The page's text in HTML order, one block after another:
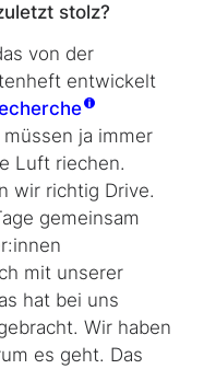
stolz?
von der
entwickelt
ja immer
Luft riechen.
wir richtig Drive.
gemeinsam
mit unserer
hat bei uns
Wir haben
es geht. Das